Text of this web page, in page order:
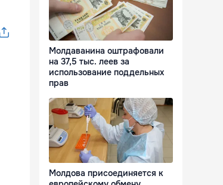
Молдаванина оштрафовали
на 37,5 тыс. леев за
использование поддельных
прав
Молдова присоединяется к